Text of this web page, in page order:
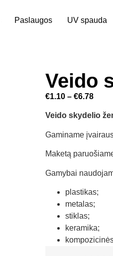
Paslaugos UV spauda
Veido
€1.10 –€6.78
Veido skydelio
Gaminame
Maketą
Gamybai
plastikas;
metalas;
stiklas;
keramika;